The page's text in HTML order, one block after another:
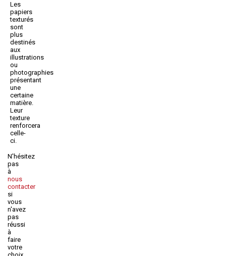
Les
papiers
texturés
sont
plus
destinés
aux
illustrations
ou
photographies
présentant
une
certaine
matière.
Leur
texture
renforcera
celle-
ci.
N'hésitez
pas
à
nous
contacter
si
vous
n'avez
pas
réussi
à
faire
votre